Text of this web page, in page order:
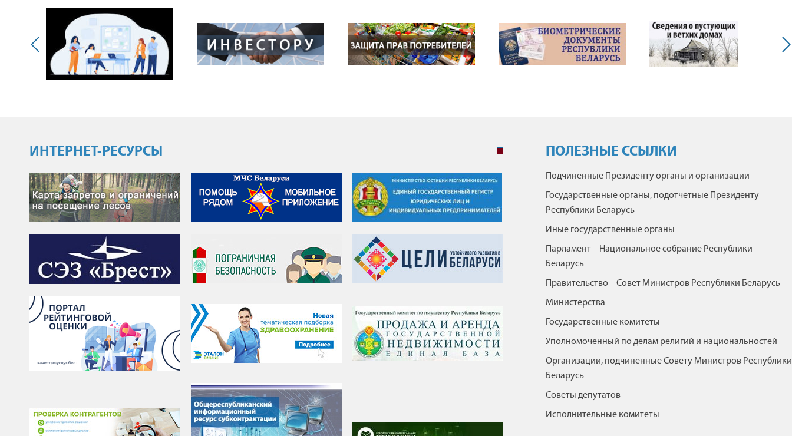
ИНТЕРНЕТ-РЕСУРСЫ ПОЛЕЗНЫЕ ССЫЛКИ
Подчиненные Президенту органы и организации
Государственные органы, подотчетные Президенту
Республики Беларусь
Иные государственные органы
Парламент – Национальное собрание Республики
Беларусь
Правительство – Совет Министров Республики Беларусь
Министерства
Государственные комитеты
Уполномоченный по делам религий и национальностей
Организации, подчиненные Совету Министров Республики
Беларусь
Советы депутатов
Исполнительные комитеты